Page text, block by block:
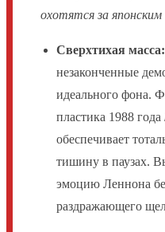
охотятся за японским
Сверхтихая масса:
незаконченные
идеального фона.
пластика 1988 года
обеспечивает
тишину в паузах.
эмоцию Леннона
раздражающего